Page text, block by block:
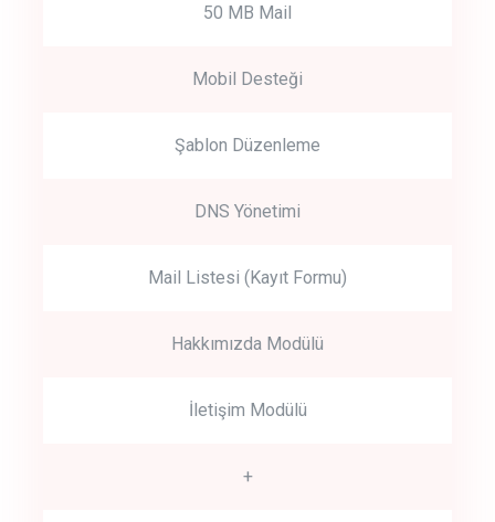
50 MB Mail
Mobil Desteği
Şablon Düzenleme
DNS Yönetimi
Mail Listesi (Kayıt Formu)
Hakkımızda Modülü
İletişim Modülü
+